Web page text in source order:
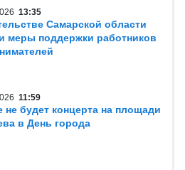
13:35
Самарской области
меры поддержки работников
11:59
не будет концерта на площади
в День города